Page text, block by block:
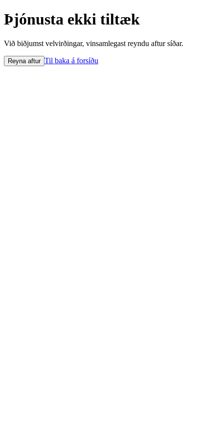
Þjónusta ekki tiltæk
Við biðjumst velvirðingar, vinsamlegast reyndu aftur síðar.
Reyna aftur Til baka á forsíðu